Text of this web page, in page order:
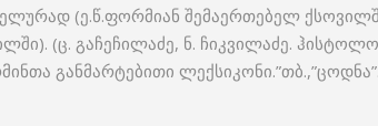
(ე.წ.ფორმიან შემაერთებელ
(ც. გაჩეჩილაძე, ნ. ჩიკვილაძე.
განმარტებითი